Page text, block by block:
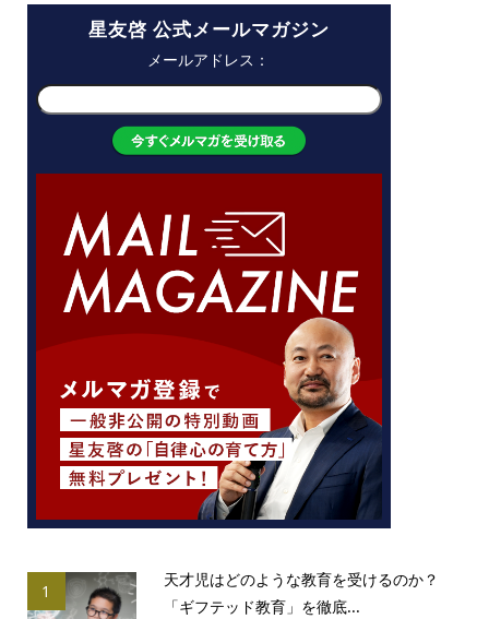
星友啓 公式メールマガジン
メールアドレス：
1
天才児はどのような教育を受けるのか？
「ギフテッド教育」を徹底...